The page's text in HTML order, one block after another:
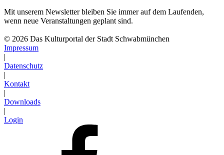
Mit unserem Newsletter bleiben Sie immer auf dem Laufenden,
wenn neue Veranstaltungen geplant sind.
© 2026 Das Kulturportal der Stadt Schwabmünchen
Impressum
|
Datenschutz
|
Kontakt
|
Downloads
|
Login